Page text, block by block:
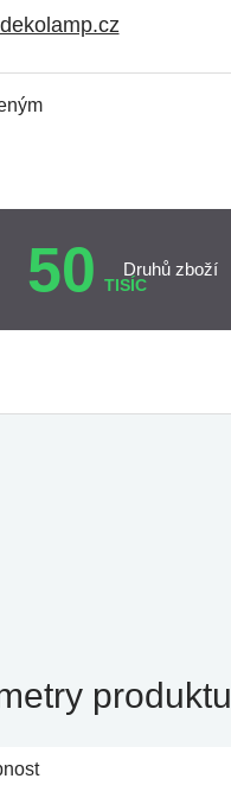
50 TISÍC
Druhů zboží
produktu